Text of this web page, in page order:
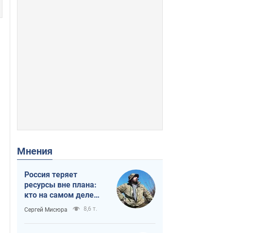
Мнения
Россия теряет
ресурсы вне плана:
кто на самом деле
диктует темп войны
Сергей Мисюра 8,6 т.